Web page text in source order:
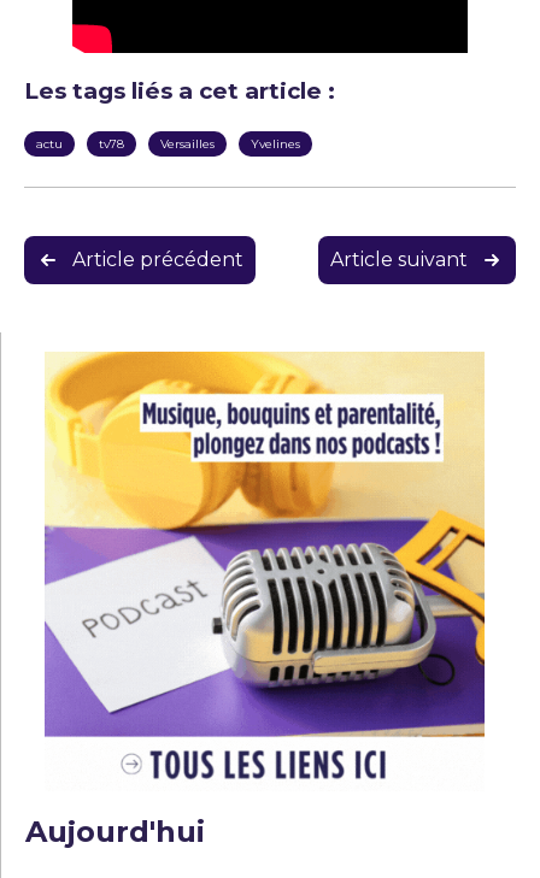
Les tags liés a cet article :
actu tv78 Versailles Yvelines
Navigation
de
Article précédent Article suivant
Aujourd'hui